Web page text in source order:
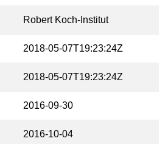
Robert Koch-Institut
2018-05-07T19:23:24Z
2018-05-07T19:23:24Z
2016-09-30
2016-10-04